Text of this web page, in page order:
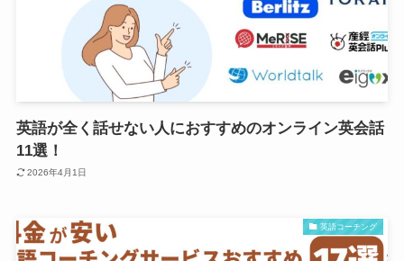
英語が全く話せない人におすすめのオンライン英会話
11選！
2026年4月1日
英語コーチング